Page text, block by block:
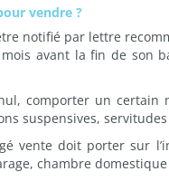
vendre ?
notifié par lettre
avant la fin de son
comporter un
suspensives,
vente doit porter sur
chambre